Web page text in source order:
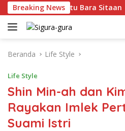
Langsung
ke
konten
Breaking News
Lelang Batu Bara Sitaan
Beranda Life Style
Life Style
Shin Min-ah dan
Rayakan Imlek
Suami Istri